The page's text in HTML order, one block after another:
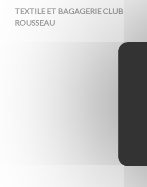
TEXTILE ET BAGAGERIE CLUB
ROUSSEAU